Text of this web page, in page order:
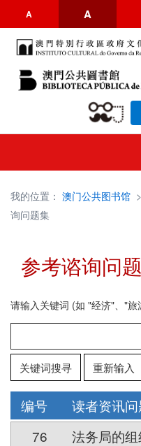
A A
我的位置： 澳门公共图书馆 >
询问题集
参考谘询问
请输入关键词 (如 "经济"、"
关键词搜寻 重新输入
编号
读者资讯
76
法务局的